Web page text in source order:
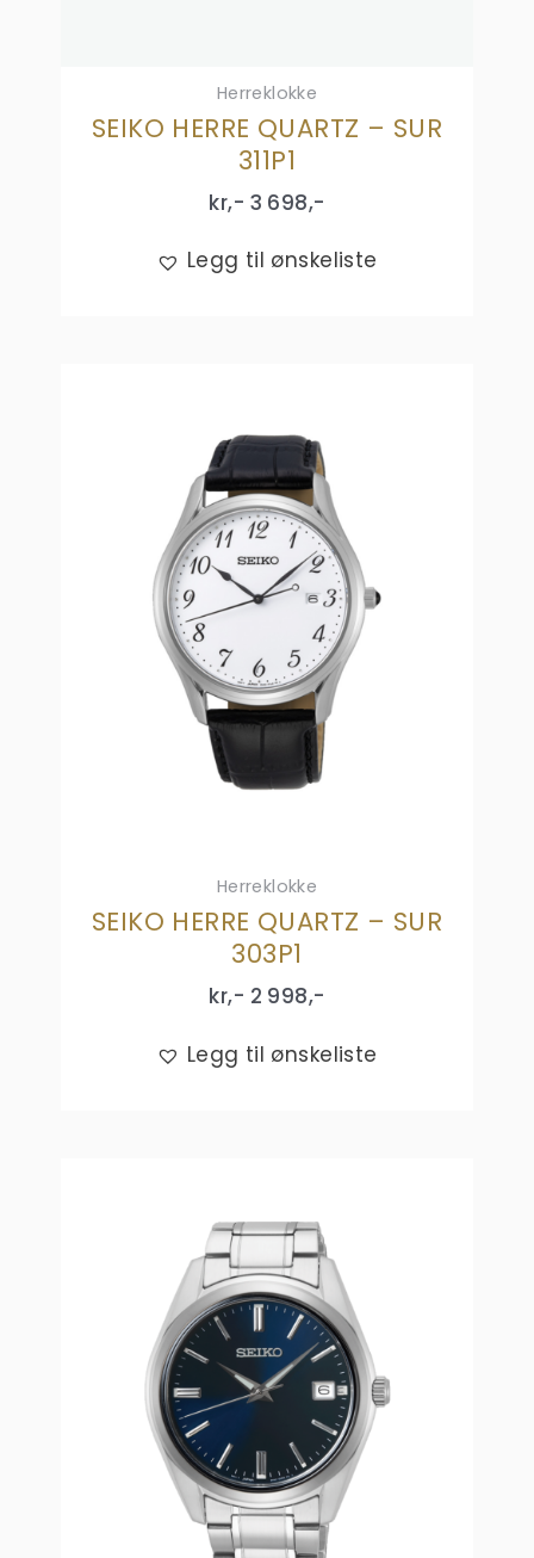
Herreklokke
SEIKO HERRE QUARTZ – SUR
311P1
kr,- 3 698,-
Legg til ønskeliste
Herreklokke
SEIKO HERRE QUARTZ – SUR
303P1
kr,- 2 998,-
Legg til ønskeliste